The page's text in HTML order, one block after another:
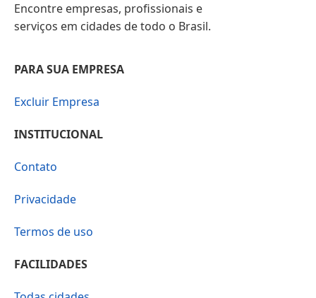
Encontre empresas, profissionais e
serviços em cidades de todo o Brasil.
PARA SUA EMPRESA
Excluir Empresa
INSTITUCIONAL
Contato
Privacidade
Termos de uso
FACILIDADES